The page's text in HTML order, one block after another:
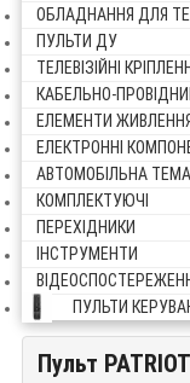
ОБЛАДНАННЯ ДЛЯ
ПУЛЬТИ ДУ
ТЕЛЕВІЗІЙНІ
КАБЕЛЬНО-
ЕЛЕМЕНТИ ЖИВЛЕННЯ
ЕЛЕКТРОННІ
АВТОМОБІЛЬНА
КОМПЛЕКТУЮЧІ
ПЕРЕХІДНИКИ
ІНСТРУМЕНТИ
ПУЛЬТИ
Пульт PATRIOT RC02-
Пульт